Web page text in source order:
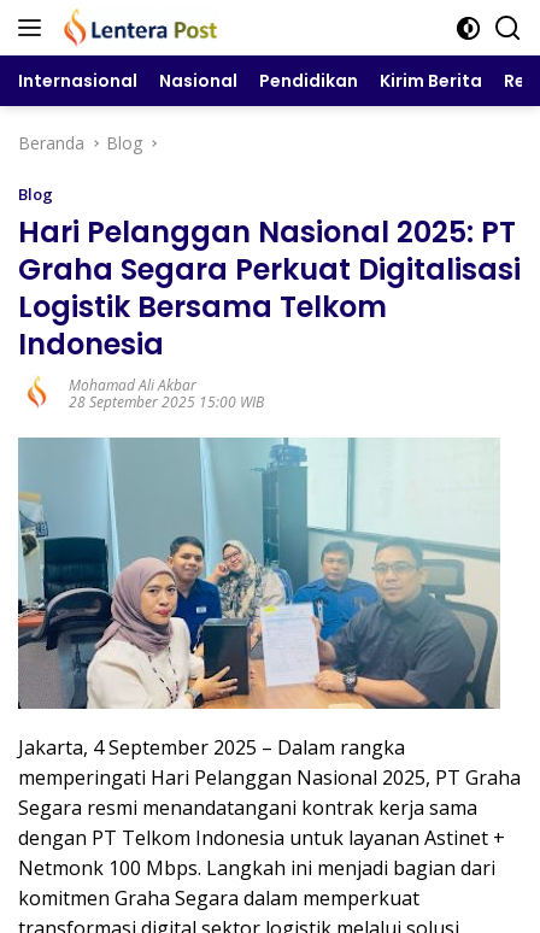
Langsung
Internasional Nasional Pendidikan Kirim Berita
Beranda Blog
Blog
Hari Pelanggan Nasional 2025: PT
Graha Segara Perkuat Digitalisasi
Logistik Bersama Telkom
Indonesia
Mohamad Ali Akbar
28 September 2025 15:00 WIB
Jakarta, 4 September 2025 – Dalam rangka
memperingati Hari Pelanggan Nasional 2025, PT Graha
Segara resmi menandatangani kontrak kerja sama
dengan PT Telkom Indonesia untuk layanan Astinet +
Netmonk 100 Mbps. Langkah ini menjadi bagian dari
komitmen Graha Segara dalam memperkuat